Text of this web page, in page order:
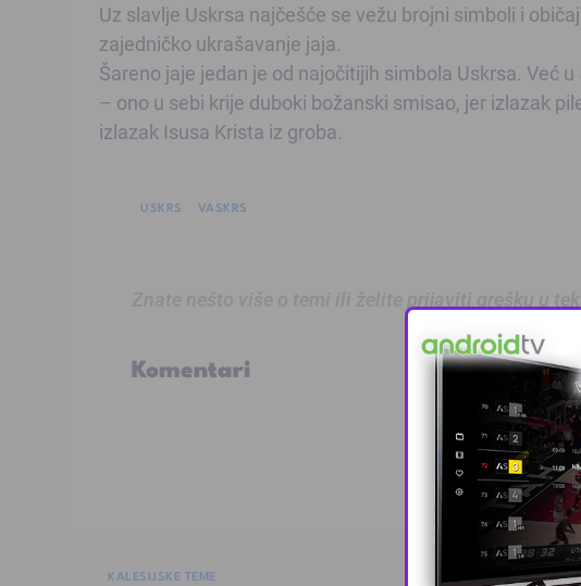
Uz slavlje Uskrsa najčešće se vežu brojni simboli i
zajedničko ukrašavanje jaja.
Šareno jaje jedan je od najočitijih simbola Uskrsa. Već
– ono u sebi krije duboki božanski smisao, jer izlazak
izlazak Isusa Krista iz groba.
USKRS VASKRS
Komentari
KALESIJSKE TEME